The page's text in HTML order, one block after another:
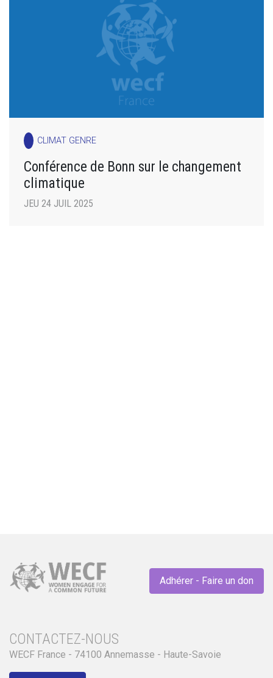
CLIMAT GENRE
Conférence de Bonn sur le changement
climatique
JEU 24 JUIL 2025
Adhérer - Faire un don
CONTACTEZ-NOUS
WECF France - 74100 Annemasse - Haute-Savoie